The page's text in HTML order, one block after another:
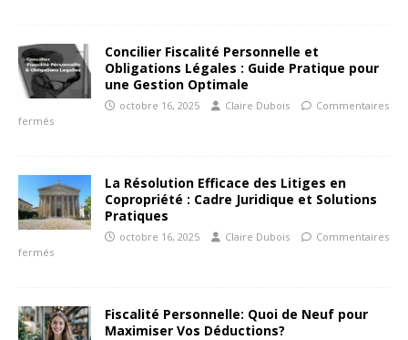
Concilier Fiscalité Personnelle et
Obligations Légales : Guide Pratique pour
une Gestion Optimale
octobre 16, 2025 Claire Dubois
Commentaires
fermés
La Résolution Efficace des Litiges en
Copropriété : Cadre Juridique et Solutions
Pratiques
octobre 16, 2025 Claire Dubois
Commentaires
fermés
Fiscalité Personnelle: Quoi de Neuf pour
Maximiser Vos Déductions?